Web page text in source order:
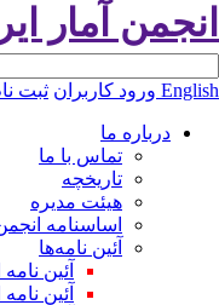
آمار
ورود کاربران ثبت نام
درباره ما
تماس با ما
تاریخچه
هیئت مدیره
اساسنامه انجمن
آئین نامه‌ها
آئین
آئین